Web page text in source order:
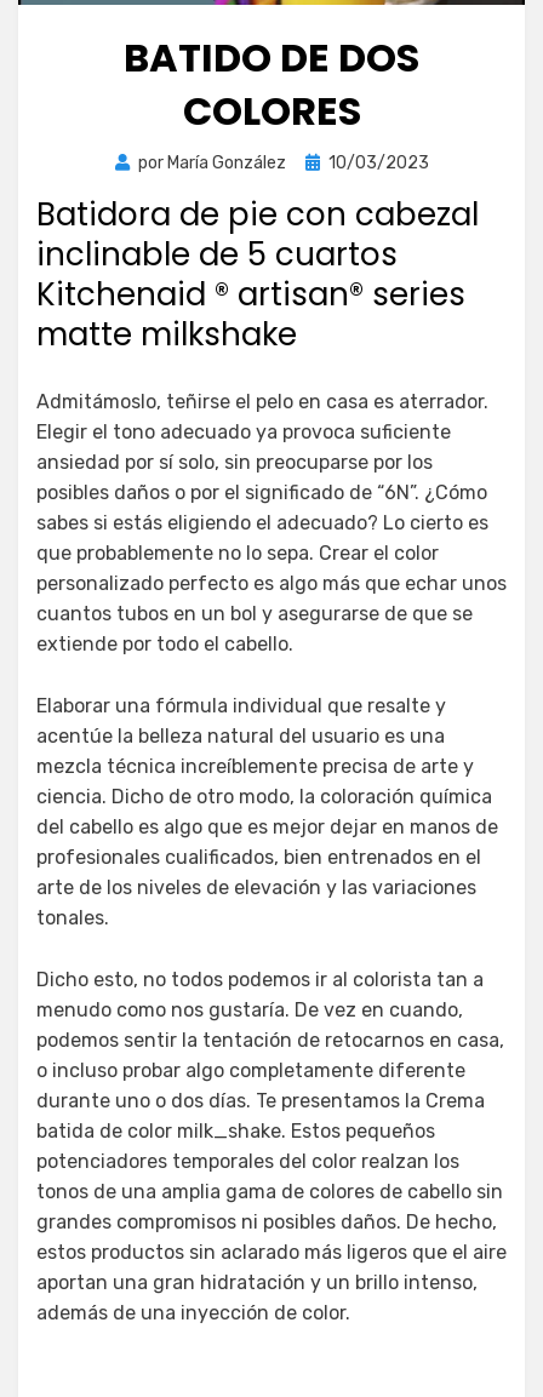
BATIDO DE DOS
COLORES
por María González
Publicada
10/03/2023
Batidora de pie con cabezal
inclinable de 5 cuartos
Kitchenaid ® artisan® series
matte milkshake
Admitámoslo, teñirse el pelo en casa es aterrador.
Elegir el tono adecuado ya provoca suficiente
ansiedad por sí solo, sin preocuparse por los
posibles daños o por el significado de “6N”. ¿Cómo
sabes si estás eligiendo el adecuado? Lo cierto es
que probablemente no lo sepa. Crear el color
personalizado perfecto es algo más que echar unos
cuantos tubos en un bol y asegurarse de que se
extiende por todo el cabello.
Elaborar una fórmula individual que resalte y
acentúe la belleza natural del usuario es una
mezcla técnica increíblemente precisa de arte y
ciencia. Dicho de otro modo, la coloración química
del cabello es algo que es mejor dejar en manos de
profesionales cualificados, bien entrenados en el
arte de los niveles de elevación y las variaciones
tonales.
Dicho esto, no todos podemos ir al colorista tan a
menudo como nos gustaría. De vez en cuando,
podemos sentir la tentación de retocarnos en casa,
o incluso probar algo completamente diferente
durante uno o dos días. Te presentamos la Crema
batida de color milk_shake. Estos pequeños
potenciadores temporales del color realzan los
tonos de una amplia gama de colores de cabello sin
grandes compromisos ni posibles daños. De hecho,
estos productos sin aclarado más ligeros que el aire
aportan una gran hidratación y un brillo intenso,
además de una inyección de color.